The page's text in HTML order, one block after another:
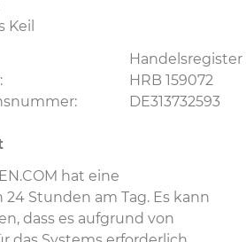
Keil
HRB 159072
DE313732593
hat eine
Stunden am Tag. Es kann
dass es aufgrund von